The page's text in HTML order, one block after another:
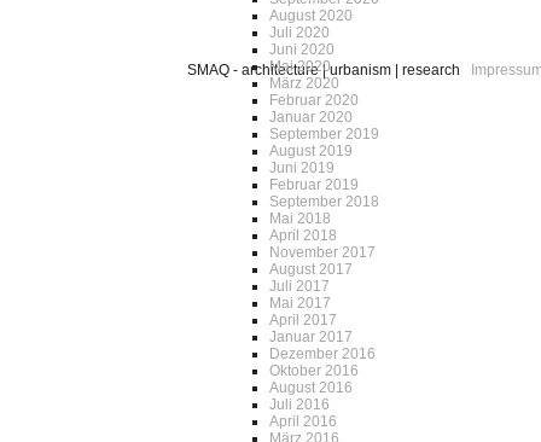
August 2020
Juli 2020
Juni 2020
Mai 2020
März 2020
Februar 2020
Januar 2020
September 2019
August 2019
Juni 2019
Februar 2019
September 2018
Mai 2018
April 2018
November 2017
August 2017
Juli 2017
Mai 2017
April 2017
Januar 2017
Dezember 2016
Oktober 2016
August 2016
Juli 2016
April 2016
März 2016
SMAQ - architecture | urbanism | research